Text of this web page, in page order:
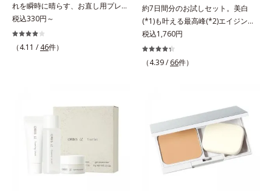
ます。毛穴が気になる箇所への部分
使いもOK。*1 ファンデーションが
くずれて毛穴に落ちること*2 酸化
チタン配合＝カバー力向上成分*3
肌へ導きます。さらに落ちにくくす
るとキシキシし、塗りごこちを優先
すると膜がくずれやすくなる日焼け
止めのジレンマを解消すべく試作を
重ね、落ちにくくのびのよいみずみ
PA++++という高い紫外線カット力
ながら、白浮きしにくい処方に。シ
ワ改善・美白を叶えながら、紫外線
を味方にしてあなたの肌を守る最高
峰顔用日焼け止めです。*1 メラニ
ンの生成を抑え、シミ・ソバカスを
れを瞬時に晴らす、お直し用プレス
トパウダー。くすみ・くずれを瞬時
に晴らす、お直し用のプレストパウ
ダーです。朝のメイクから時間が経
ションのすき間にフィットし、凹凸
お直しと同時にうるおいを補給。さ
らに余分な皮脂を吸着して、水分と
皮脂のバランスをコントロールし、
メイクがくずれにくい肌へ。“立て
税込330円～
（4.11 / 46件）
約7日間分のお試しセット。美白
(*1)も叶える最高峰(*2)エイジング
ケア(*3)。ハリも透明感(*4)も結果
主義。年齢サイン(*5)の因子に着目
した肌科学エイジングケア(*3)シリ
ることの根本原因に着目。加齢とと
もに現れる年齢サイン(*5)について
研究を進めたところ、弾力感のない
状態である「ハリのなさ」や、くす
み(*6)などが現れている状態である
「透明感のなさ」が現れることで大
税込1,760円
（4.39 / 66件）